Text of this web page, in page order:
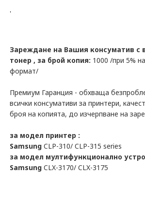
'
Зареждане на Вашия консуматив с
тонер , за брой копия: 1000 /при 5%
формат/
Премиум Гаранция - обхваща
всички консумативи за принтери,
броя на копията, до изчерпване на
за модел принтер :
Samsung CLP-310/ CLP-315 series
за модел мултифункционално
Samsung CLX-3170/ CLX-3175